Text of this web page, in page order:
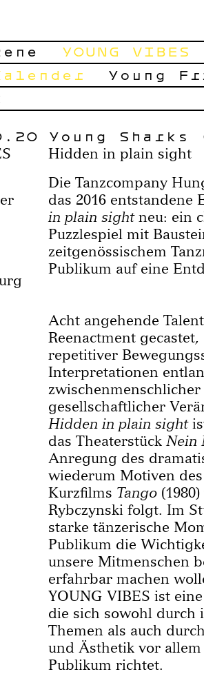
YOUNG VIBES
Young
Young Sharks
Hidden in plain sight
Die Tanzcompany
das 2016 entstandene
in plain sightneu: ein
Puzzlespiel mit
zeitgenössischem
Publikum auf eine
Acht angehende
Reenactment
repetitiver
Interpretationen
gesellschaftlicher
Hidden in plain sight
das Theaterstück Nein
Anregung des
wiederum Motiven
Kurzfilms Tango
Rybczynski folgt. Im
starke tänzerische
Publikum die
unsere Mitmenschen
erfahrbar machen
YOUNG VIBES ist
die sich sowohl durch
Themen als auch
und Ästhetik vor
Publikum richtet.